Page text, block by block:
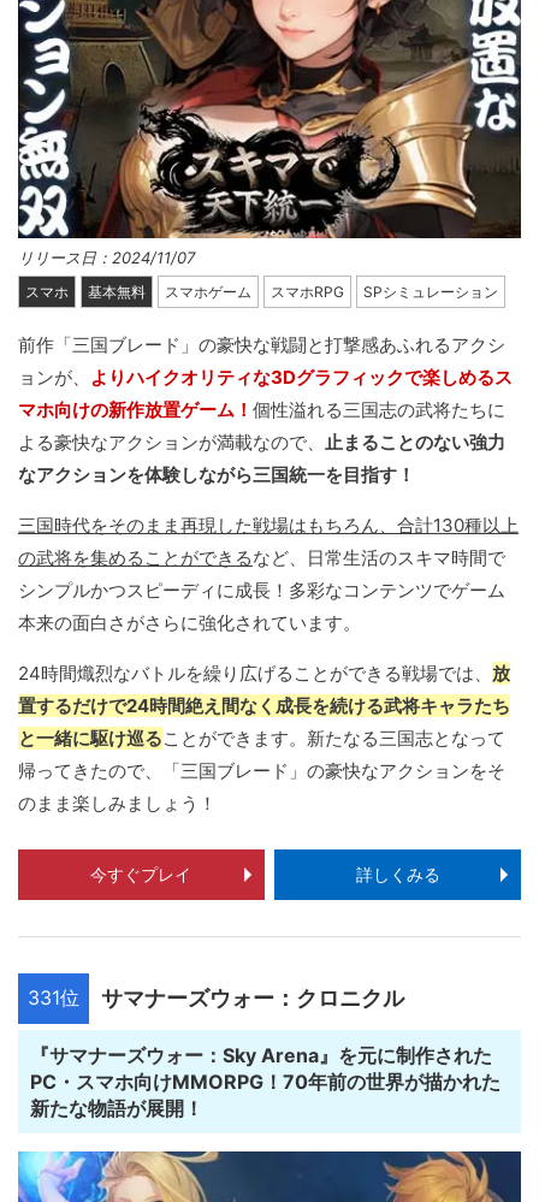
リリース日：2024/11/07
スマホ 基本無料 スマホゲーム スマホRPG SPシミュレーション
前作「三国ブレード」の豪快な戦闘と打撃感あふれるアクシ
ョンが、
よりハイクオリティな3Dグラフィックで楽しめるス
マホ向けの新作放置ゲーム！ 個性溢れる三国志の武将たちに
よる豪快なアクションが満載なので、 止まることのない強力
なアクションを体験しながら三国統一を目指す！
三国時代をそのまま再現した戦場はもちろん、合計130種以上
の武将を集めることができるなど、日常生活のスキマ時間で
シンプルかつスピーディに成長！多彩なコンテンツでゲーム
本来の面白さがさらに強化されています。
24時間熾烈なバトルを繰り広げることができる戦場では、 放
置するだけで24時間絶え間なく成長を続ける武将キャラたち
と一緒に駆け巡ることができます。新たなる三国志となって
帰ってきたので、「三国ブレード」の豪快なアクションをそ
のまま楽しみましょう！
今すぐプレイ 詳しくみる
331位 サマナーズウォー：クロニクル
『サマナーズウォー：Sky Arena』を元に制作された
PC・スマホ向けMMORPG！70年前の世界が描かれた
新たな物語が展開！